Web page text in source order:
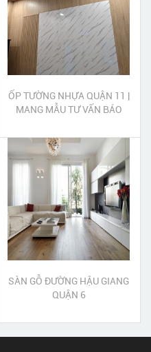
ỐP TƯỜNG NHỰA QUẬN 11 |
MANG MẪU TƯ VẤN BÁO
SÀN GỖ ĐƯỜNG HẬU GIANG
QUẬN 6